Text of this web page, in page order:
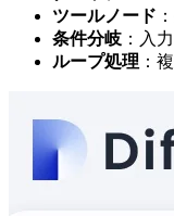
ツールノード
条件分岐 ：入
ループ処理 ：